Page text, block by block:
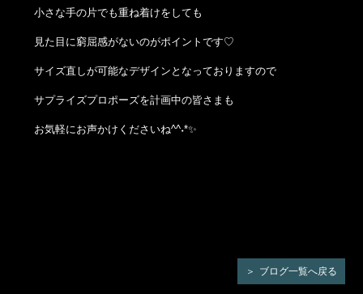
小さな手の片でも重ね着けをしても
見た目に窮屈感がないのがポイントです♡
サイズ直しが可能なデザインとなっておりますので
サプライズプロポーズを計画中の皆さまも
お気軽にお声かけくださいね^^˖*✨
ブログ一覧へ戻る